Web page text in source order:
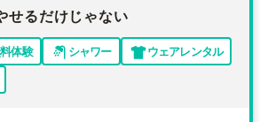
せるだけじゃない
体験 シャワー
ウェアレンタル